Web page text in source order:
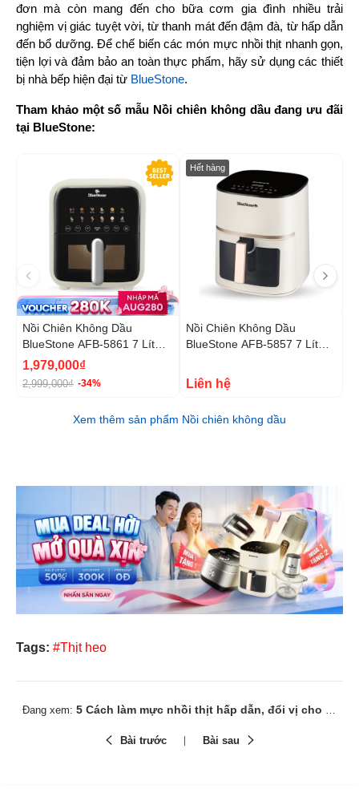
đơn mà còn mang đến cho bữa cơm gia đình nhiều trải
nghiệm vị giác tuyệt vời, từ thanh mát đến đậm đà, từ hấp dẫn
đến bổ dưỡng. Để chế biến các món mực nhồi thịt nhanh gọn,
tiện lợi và đảm bảo an toàn thực phẩm, hãy sử dụng các thiết
bị nhà bếp hiện đại từ BlueStone.
Tham khảo một số mẫu Nồi chiên không dầu đang ưu đãi
tại BlueStone:
-34%
Nồi Chiên Không Dầu
BlueStone AFB-5861 7 Lít
1800W
1,979,000₫
2,999,000₫ -34%
Hết hàng
Nồi Chiên Không Dầu
BlueStone AFB-5857 7 Lít
Liên hệ
Xem thêm sản phẩm Nồi chiên không dầu
Tags: #Thịt heo
Đang xem: 5 Cách làm mực nhồi thịt hấp dẫn, đổi vị cho bữa cơm ngon
Bài trước Bài sau